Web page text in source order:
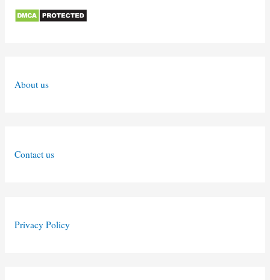
About us
Contact us
Privacy Policy